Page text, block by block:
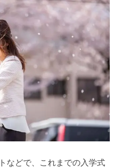
などで、これまでの入学式